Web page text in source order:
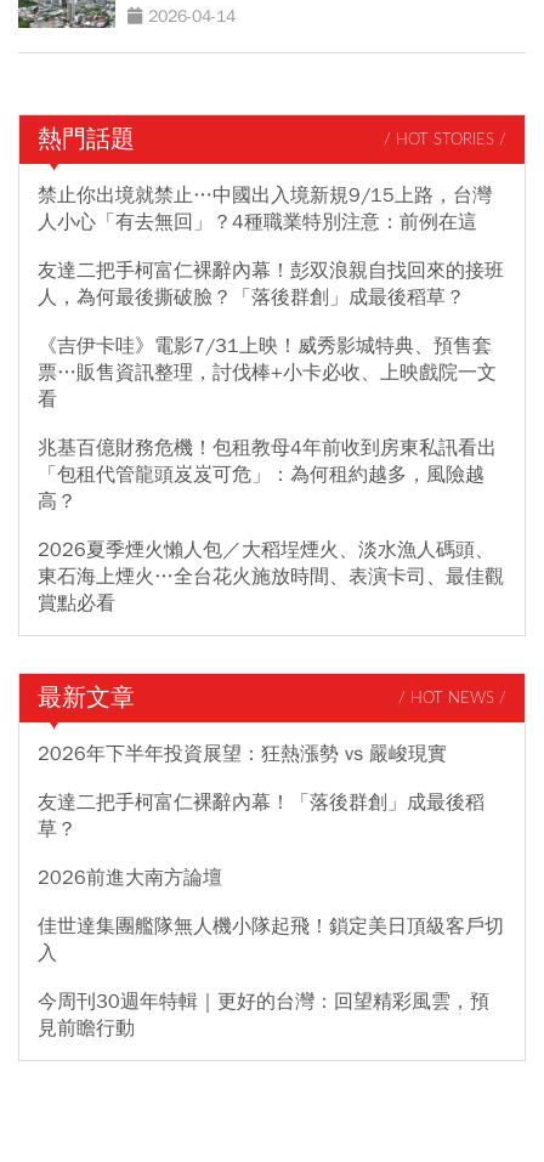
2026-04-14
熱門話題 / HOT STORIES /
禁止你出境就禁止…中國出入境新規9/15上路，台灣
人小心「有去無回」？4種職業特別注意：前例在這
友達二把手柯富仁裸辭內幕！彭双浪親自找回來的接班
人，為何最後撕破臉？「落後群創」成最後稻草？
《吉伊卡哇》電影7/31上映！威秀影城特典、預售套
票…販售資訊整理，討伐棒+小卡必收、上映戲院一文
看
兆基百億財務危機！包租教母4年前收到房東私訊看出
「包租代管龍頭岌岌可危」：為何租約越多，風險越
高？
2026夏季煙火懶人包／大稻埕煙火、淡水漁人碼頭、
東石海上煙火…全台花火施放時間、表演卡司、最佳觀
賞點必看
最新文章 / HOT NEWS /
2026年下半年投資展望：狂熱漲勢 vs 嚴峻現實
友達二把手柯富仁裸辭內幕！「落後群創」成最後稻
草？
2026前進大南方論壇
佳世達集團艦隊無人機小隊起飛！鎖定美日頂級客戶切
入
今周刊30週年特輯｜更好的台灣：回望精彩風雲，預
見前瞻行動